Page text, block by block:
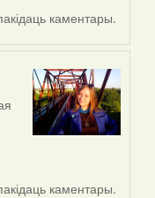
каментары.
каментары.